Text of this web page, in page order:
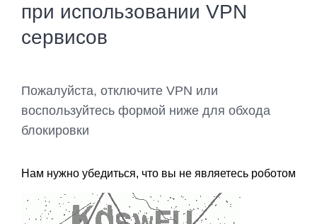
при использовании VPN
сервисов
Пожалуйста, отключите VPN или
воспользуйтесь формой ниже для обхода
блокировки
Нам нужно убедиться, что вы не являетесь роботом